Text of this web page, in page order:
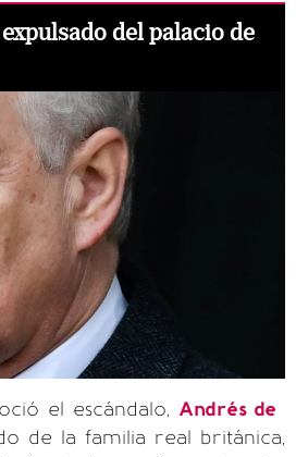
del palacio de
el escándalo, Andrés de
de la familia real británica,